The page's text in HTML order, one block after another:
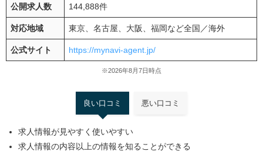
公開求人数 144,888件
対応地域 東京、名古屋、大阪、福岡など全国／海外
公式サイト https://mynavi-agent.jp/
※2026年8月7日時点
良い口コミ 悪い口コミ
求人情報が見やすく使いやすい
求人情報の内容以上の情報を知ることができる